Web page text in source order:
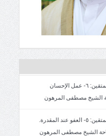
خطبة الجمعة: سمات المتقين: ٦- عمل الإحسان
خطبة الجمعة: سمات المتقين: ٥- العفو عند المقدرة.